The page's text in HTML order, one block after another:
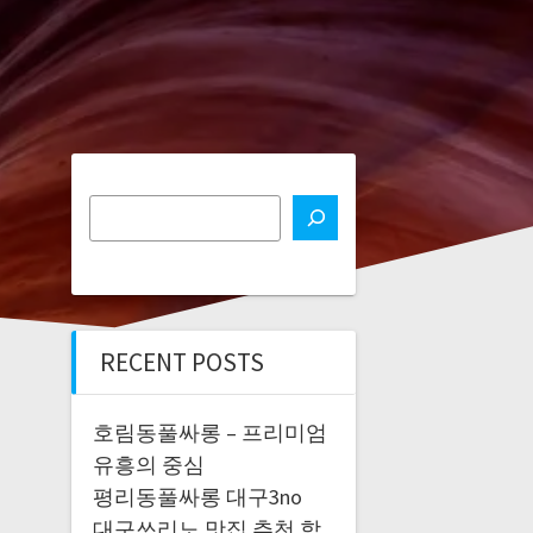
RECENT POSTS
호림동풀싸롱 – 프리미엄
유흥의 중심
평리동풀싸롱 대구3no